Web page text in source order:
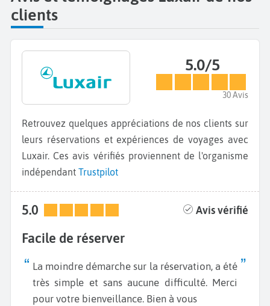
clients
5.0/5
30 Avis
Retrouvez quelques appréciations de nos clients sur
leurs réservations et expériences de voyages avec
Luxair. Ces avis vérifiés proviennent de l'organisme
indépendant Trustpilot
5.0 Avis vérifié
Facile de réserver
La moindre démarche sur la réservation, a été
très simple et sans aucune difficulté. Merci
pour votre bienveillance. Bien à vous